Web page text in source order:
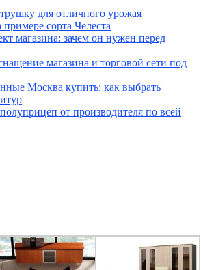
для отличного урожая
сорта Челеста
магазина: зачем он нужен перед
магазина и торговой сети под
Москва купить: как выбрать
от производителя по всей